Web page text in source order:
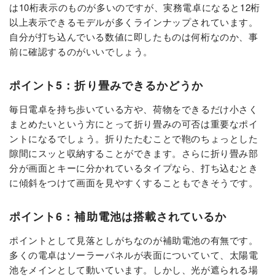
は10桁表示のものが多いのですが、実務電卓になると12桁
以上表示できるモデルが多くラインナップされています。
自分が打ち込んでいる数値に即したものは何桁なのか、事
前に確認するのがいいでしょう。
ポイント5：折り畳みできるかどうか
毎日電卓を持ち歩いている方や、荷物をできるだけ小さく
まとめたいという方にとって折り畳みの可否は重要なポイ
ントになるでしょう。折りたたむことで鞄のちょっとした
隙間にスッと収納することができます。さらに折り畳み部
分が画面とキーに分かれているタイプなら、打ち込むとき
に傾斜をつけて画面を見やすくすることもできそうです。
ポイント6：補助電池は搭載されているか
ポイントとして見落としがちなのが補助電池の有無です。
多くの電卓はソーラーパネルが表面についていて、太陽電
池をメインとして動いています。しかし、光が遮られる場